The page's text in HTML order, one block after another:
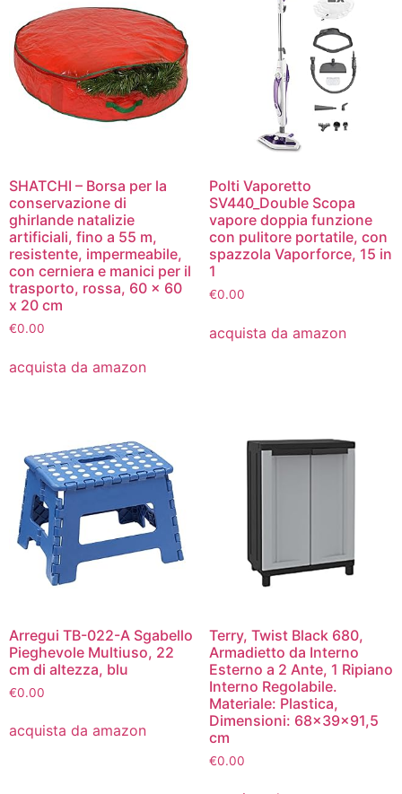
SHATCHI – Borsa per la
conservazione di
ghirlande natalizie
artificiali, fino a 55 m,
resistente, impermeabile,
con cerniera e manici per il
trasporto, rossa, 60 x 60
x 20 cm
€0.00
acquista da amazon
Polti Vaporetto
SV440_Double Scopa
vapore doppia funzione
con pulitore portatile, con
spazzola Vaporforce, 15 in
1
€0.00
acquista da amazon
Arregui TB-022-A Sgabello
Pieghevole Multiuso, 22
cm di altezza, blu
€0.00
acquista da amazon
Terry, Twist Black 680,
Armadietto da Interno
Esterno a 2 Ante, 1 Ripiano
Interno Regolabile.
Materiale: Plastica,
Dimensioni: 68x39x91,5
cm
€0.00